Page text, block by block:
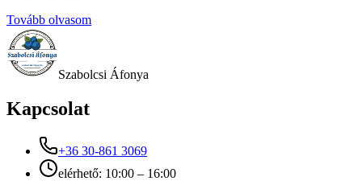
Tovább olvasom
Szabolcsi Áfonya
Kapcsolat
+36 30-861 3069
elérhető: 10:00 – 16:00